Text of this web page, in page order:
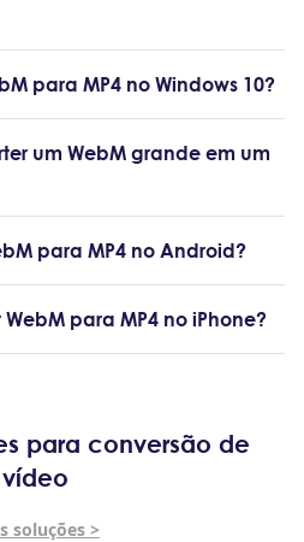
para MP4 no Windows 10?
um WebM grande em um
para MP4 no Android?
para MP4 no iPhone?
para conversão de
vídeo
soluções >